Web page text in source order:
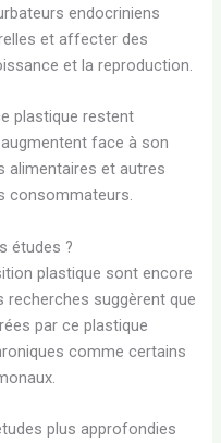
endocriniens
et affecter des
et la reproduction.
plastique restent
face à son
alimentaires et autres
consommateurs.
études ?
plastique sont encore
recherches suggèrent que
par ce plastique
comme certains
plus approfondies